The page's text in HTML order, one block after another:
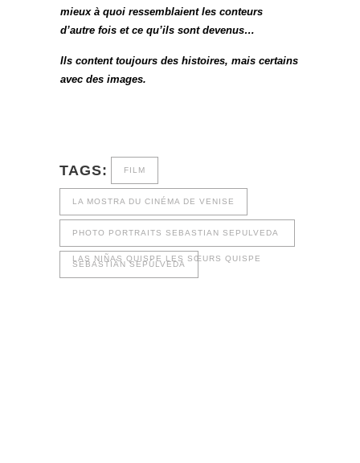
mieux à quoi ressemblaient les conteurs
d’autre fois et ce qu’ils sont devenus…
Ils content toujours des histoires, mais certains
avec des images.
TAGS: FILM
LA MOSTRA DU CINÉMA DE VENISE
PHOTO PORTRAITS SEBASTIAN SEPULVEDA
LAS NIÑAS QUISPE LES SŒURS QUISPE
SEBASTIÁN SEPÚLVEDA